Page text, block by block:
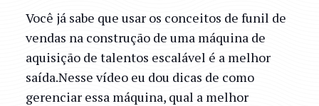
Você já sabe que usar os conceitos de funil de
vendas na construção de uma máquina de
aquisição de talentos escalável é a melhor
saída.Nesse vídeo eu dou dicas de como
gerenciar essa máquina, qual a melhor